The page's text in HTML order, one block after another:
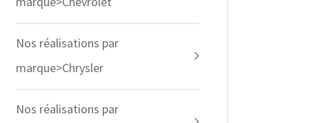
Nos réalisations par
marque>Chrysler
Nos réalisations par